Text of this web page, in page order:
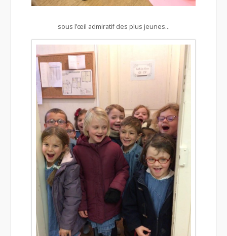
sous l’œil admiratif des plus jeunes…